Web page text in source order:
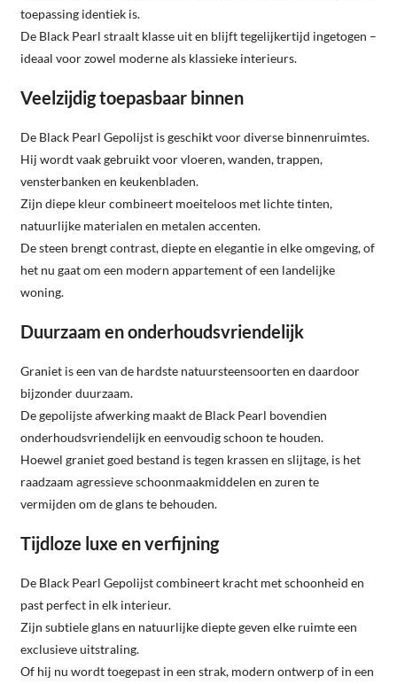
toepassing identiek is.
De Black Pearl straalt klasse uit en blijft tegelijkertijd ingetogen –
ideaal voor zowel moderne als klassieke interieurs.
Veelzijdig toepasbaar binnen
De Black Pearl Gepolijst is geschikt voor diverse binnenruimtes.
Hij wordt vaak gebruikt voor vloeren, wanden, trappen,
vensterbanken en keukenbladen.
Zijn diepe kleur combineert moeiteloos met lichte tinten,
natuurlijke materialen en metalen accenten.
De steen brengt contrast, diepte en elegantie in elke omgeving, of
het nu gaat om een modern appartement of een landelijke
woning.
Duurzaam en onderhoudsvriendelijk
Graniet is een van de hardste natuursteensoorten en daardoor
bijzonder duurzaam.
De gepolijste afwerking maakt de Black Pearl bovendien
onderhoudsvriendelijk en eenvoudig schoon te houden.
Hoewel graniet goed bestand is tegen krassen en slijtage, is het
raadzaam agressieve schoonmaakmiddelen en zuren te
vermijden om de glans te behouden.
Tijdloze luxe en verfijning
De Black Pearl Gepolijst combineert kracht met schoonheid en
past perfect in elk interieur.
Zijn subtiele glans en natuurlijke diepte geven elke ruimte een
exclusieve uitstraling.
Of hij nu wordt toegepast in een strak, modern ontwerp of in een